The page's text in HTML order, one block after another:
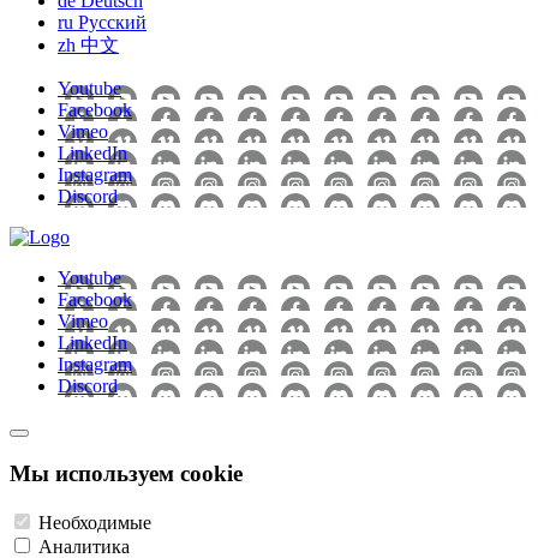
ru Pусский
zh 中文
Youtube
Facebook
Vimeo
LinkedIn
Instagram
Discord
Youtube
Facebook
Vimeo
LinkedIn
Instagram
Discord
Мы используем cookie
Необходимые
Аналитика